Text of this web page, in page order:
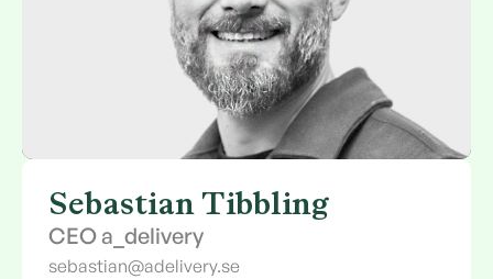
Sebastian Tibbling
CEO a_delivery
sebastian@adelivery.se